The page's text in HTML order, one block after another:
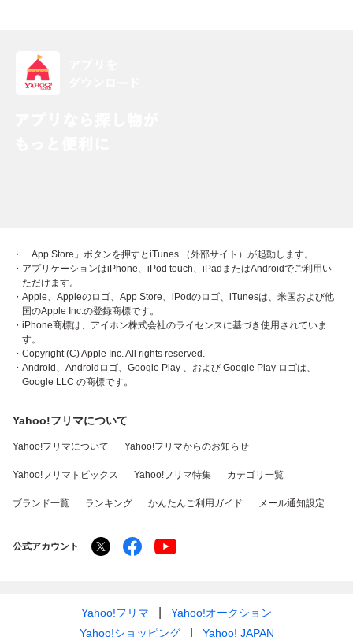
・「App Store」ボタンを押すとiTunes （外部サイト）が起動します。
・アプリケーションはiPhone、iPod touch、iPadまたはAndroidでご利用い
ただけます。
・Apple、Appleのロゴ、App Store、iPodのロゴ、iTunesは、米国および他
国のApple Inc.の登録商標です。
・iPhone商標は、アイホン株式会社のライセンスに基づき使用されていま
す。
・Copyright (C) Apple Inc. All rights reserved.
・Android、Androidロゴ、Google Play 、および Google Play ロゴは、
Google LLC の商標です。
Yahoo!フリマについて
Yahoo!フリマについて Yahoo!フリマからのお知らせ
Yahoo!フリマトピックス Yahoo!フリマ特集 カテゴリ一覧
ブランド一覧 ランキング かんたんご利用ガイド メール通知設定
公式アカウント
Yahoo!フリマ
Yahoo!オークション
Yahoo!ショッピング
Yahoo! JAPAN